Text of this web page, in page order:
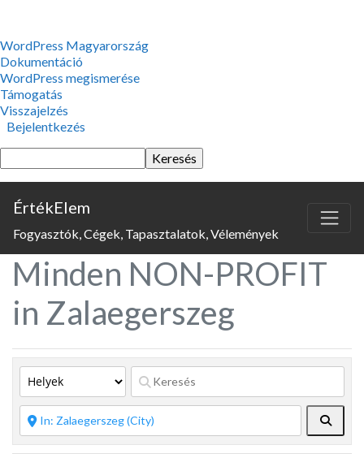
WordPress,
a
csodás
WordPress Magyarország
Dokumentáció
WordPress megismerése
Támogatás
Visszajelzés
Bejelentkezés
Keresés
ÉrtékElem
Fogyasztók, Cégek, Tapasztalatok, Vélemények
Minden NON-PROFIT
in Zalaegerszeg